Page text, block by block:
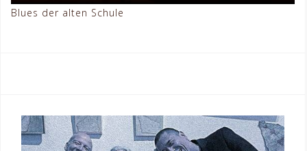
Blues der alten Schule